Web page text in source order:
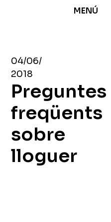
MENÚ
04/06/
2018
Preguntes
freqüents
sobre
lloguer